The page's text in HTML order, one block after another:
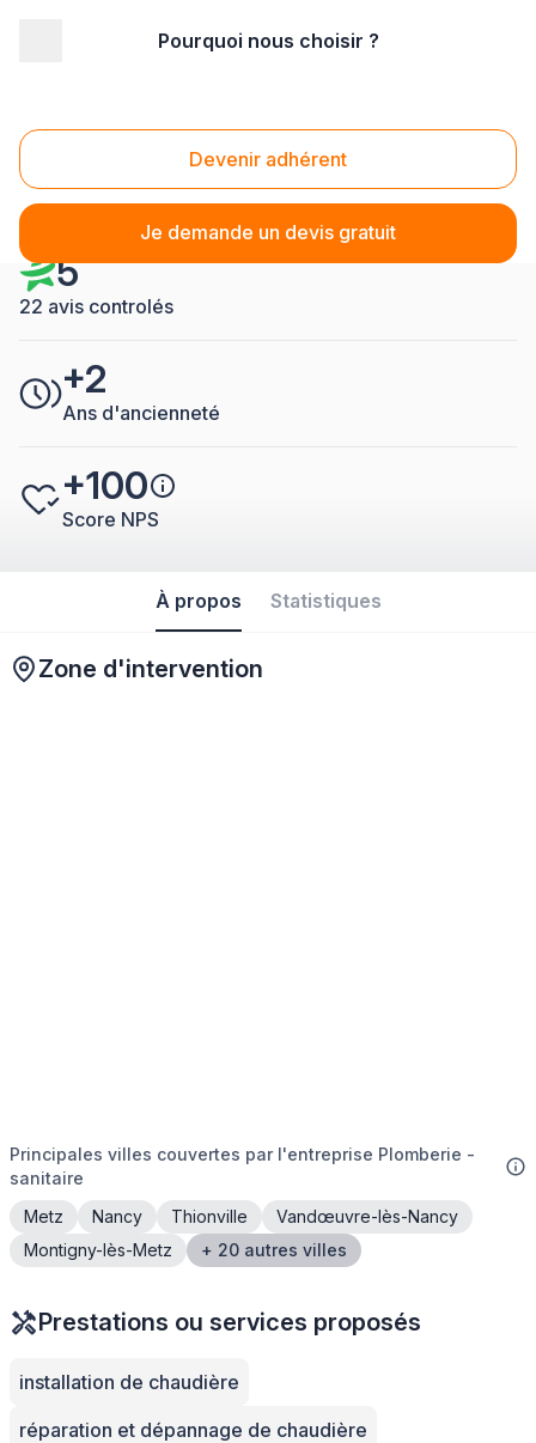
Pourquoi nous choisir ?
Devenir adhérent
Je demande un devis gratuit
Entreprise Plomberie -
sanitaire Marly
5
22 avis controlés
+2
Ans d'ancienneté
+100
Score NPS
À propos Statistiques
Zone d'intervention
Principales villes couvertes par l'entreprise Plomberie -
sanitaire
Metz
Nancy Thionville
Vandœuvre-lès-Nancy
Montigny-lès-Metz
+ 20 autres villes
Prestations ou services proposés
installation de chaudière
réparation et dépannage de chaudière